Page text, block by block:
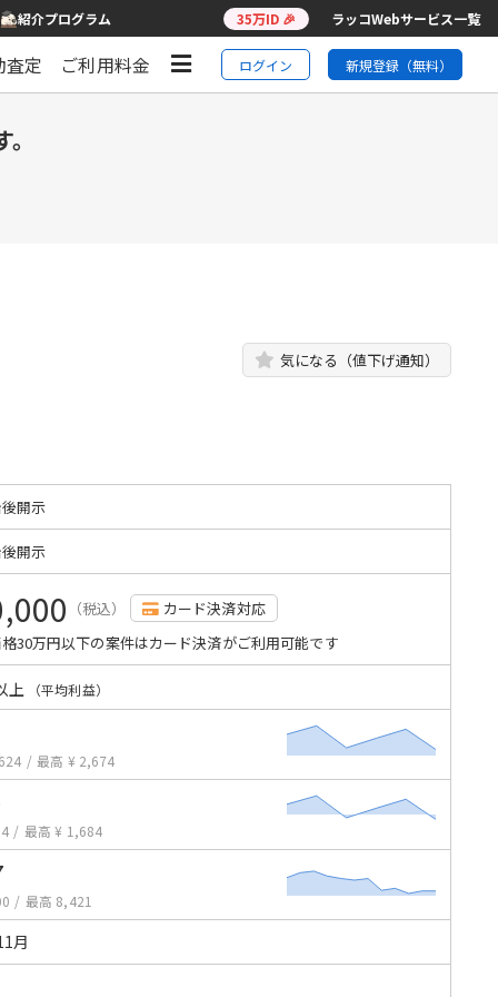
紹介プログラム 35万ID 🎉 ラッコWebサービス一覧
査定 ご利用料金 ログイン 新規登録（無料）
気になる（値下げ通知）
開示
開示
（税込）
カード決済対応
30万円以下の案件はカード決済がご利用可能です
上 （平均利益）
/ 最高 ¥ 2,674
/ 最高 ¥ 1,684
/ 最高 8,421
月